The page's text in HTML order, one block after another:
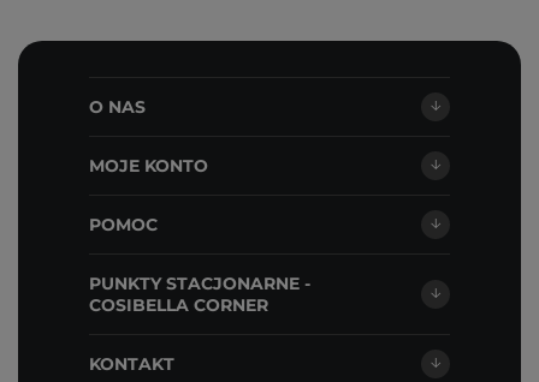
O NAS
MOJE KONTO
POMOC
PUNKTY STACJONARNE -
COSIBELLA CORNER
KONTAKT